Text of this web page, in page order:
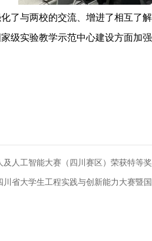
了与两校的交流、增进了相互了
级实验教学示范中心建设方面加强
及人工智能大赛（四川赛区）荣获特等奖
川省大学生工程实践与创新能力大赛暨